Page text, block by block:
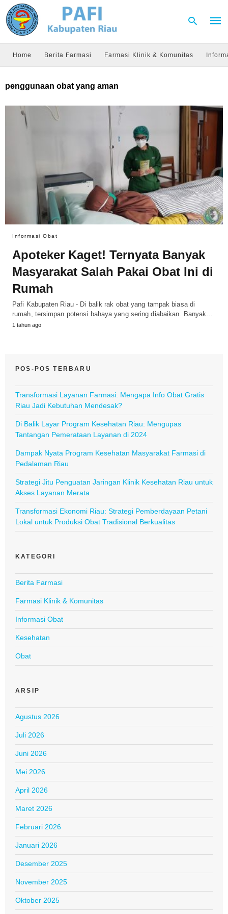
and
Home Berita Farmasi Farmasi Klinik & Komunitas
penggunaan obat yang aman
Informasi Obat
Apoteker Kaget! Ternyata Banyak
Masyarakat Salah Pakai Obat Ini di
Rumah
Pafi Kabupaten Riau - Di balik rak obat yang tampak biasa di
rumah, tersimpan potensi bahaya yang sering diabaikan. Banyak…
1 tahun ago
POS-POS TERBARU
Transformasi Layanan Farmasi: Mengapa Info Obat Gratis
Riau Jadi Kebutuhan Mendesak?
Di Balik Layar Program Kesehatan Riau: Mengupas
Tantangan Pemerataan Layanan di 2024
Dampak Nyata Program Kesehatan Masyarakat Farmasi di
Pedalaman Riau
Strategi Jitu Penguatan Jaringan Klinik Kesehatan Riau untuk
Akses Layanan Merata
Transformasi Ekonomi Riau: Strategi Pemberdayaan Petani
Lokal untuk Produksi Obat Tradisional Berkualitas
KATEGORI
Berita Farmasi
Farmasi Klinik & Komunitas
Informasi Obat
Kesehatan
Obat
ARSIP
Agustus 2026
Juli 2026
Juni 2026
Mei 2026
April 2026
Maret 2026
Februari 2026
Januari 2026
Desember 2025
November 2025
Oktober 2025